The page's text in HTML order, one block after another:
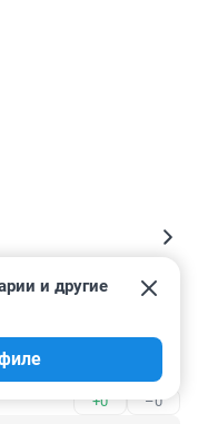
то, в
+0 –0
и другие